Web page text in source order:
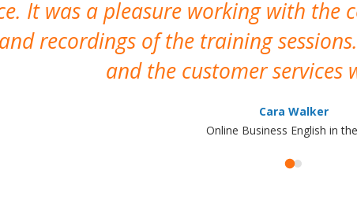
It was a pleasure working with the
recordings of the training
and the customer services
Cara Walker
Online Business English in